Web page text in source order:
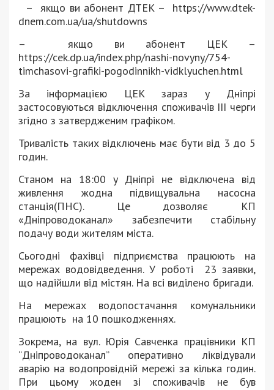
–
якщо ви абонент ДТЕК –
https://www.dtek-
dnem.com.ua/ua/shutdowns
–
якщо ви абонент ЦЕК –
https://cek.dp.ua/index.php/nashi-novyny/754-
timchasovi-grafiki-pogodinnikh-vidklyuchen.html
За інформацією ЦЕК зараз у Дніпрі
застосовуються відключення споживачів ІІІ черги
згідно з затвердженим графіком.
Тривалість таких відключень має бути від 3 до 5
годин.
Станом на 18:00 у Дніпрі не відключена від
живлення жодна підвищувальна насосна
станція(ПНС). Це дозволяє КП
«Дніпроводоканал» забезпечити стабільну
подачу води жителям міста.
Сьогодні фахівці підприємства працюють на
мережах водовідведення. У роботі
23 заявки,
що надійшли від містян. На всі виділено бригади.
На мережах водопостачання комунальники
працюють на 10 пошкодженнях.
Зокрема, на вул. Юрія Савченка працівники КП
“Дніпроводоканал” оперативно ліквідували
аварію на водопровідній мережі за кілька годин.
При цьому жоден зі споживачів не був